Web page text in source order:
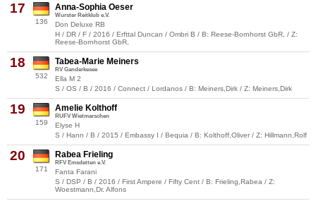
17
136
Anna-Sophia Oeser
Wurster Reitklub e.V.
Don Deluxe RB
H / DR / F / 2016 / Erfttal Duncan / Ombri B / B: Reese-Bornhorst GbR, / Z:
Reese-Bornhorst GbR,
18
532
Tabea-Marie Meiners
RV Ganderkesee
Ella M 2
S / OS / B / 2016 / Connect / Lordanos / B: Meiners,Dirk / Z: Meiners,Dirk
19
159
Amelie Kolthoff
RUFV Wietmarschen
Elyse H
S / Hann / B / 2015 / Embassy I / Bequia / B: Kolthoff,Oliver / Z: Hillmann,Rolf
20
171
Rabea Frieling
RFV Emsdetten e.V.
Fanta Farani
S / DSP / B / 2016 / First Ampere / Fifty Cent / B: Frieling,Rabea / Z:
Woestmann,Dr. Alfons